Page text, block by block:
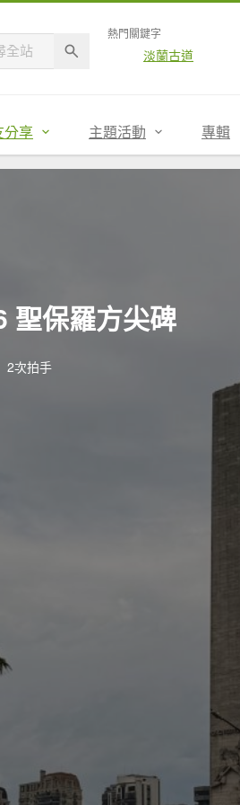
熱門關鍵字
淡蘭古道
分享 主題活動 專輯
聖保羅方尖碑
2次拍手